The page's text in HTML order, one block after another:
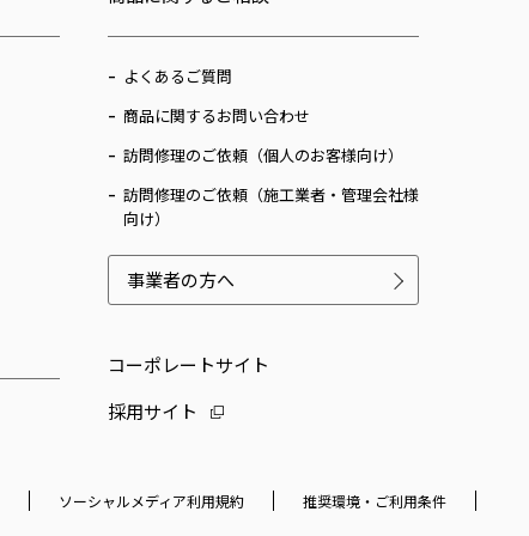
よくあるご質問
商品に関するお問い合わせ
訪問修理のご依頼（個人のお客様向け）
訪問修理のご依頼（施工業者・管理会社様
向け）
事業者の方へ
コーポレートサイト
採用サイト
ソーシャルメディア利用規約 推奨環境・ご利用条件